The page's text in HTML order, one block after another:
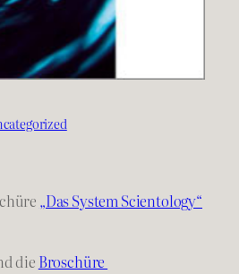
„Das System Scientology“
die Broschüre